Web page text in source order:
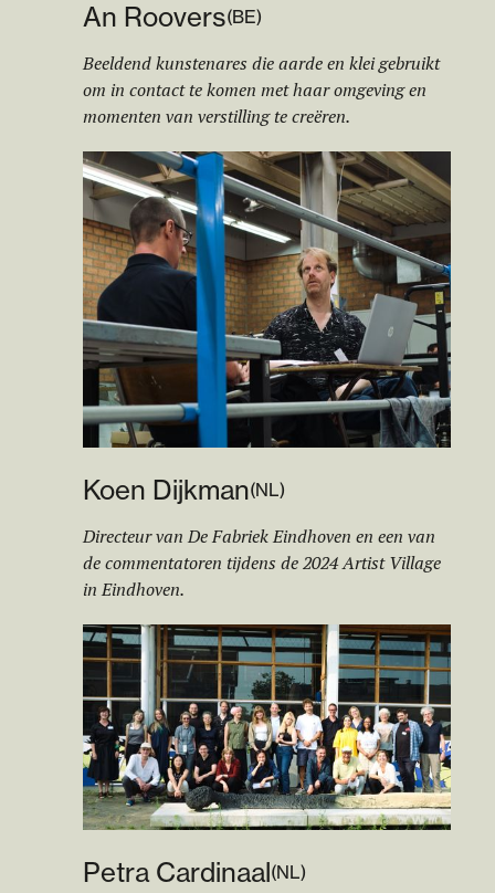
An Roovers(BE)
Beeldend kunstenares die aarde en klei gebruikt
om in contact te komen met haar omgeving en
momenten van verstilling te creëren.
Koen Dijkman(NL)
Directeur van De Fabriek Eindhoven en een van
de commentatoren tijdens de 2024 Artist Village
in Eindhoven.
Petra Cardinaal(NL)